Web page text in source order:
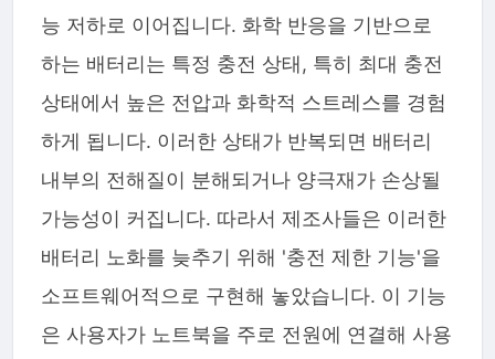
능 저하로 이어집니다. 화학 반응을 기반으로
하는 배터리는 특정 충전 상태, 특히 최대 충전
상태에서 높은 전압과 화학적 스트레스를 경험
하게 됩니다. 이러한 상태가 반복되면 배터리
내부의 전해질이 분해되거나 양극재가 손상될
가능성이 커집니다. 따라서 제조사들은 이러한
배터리 노화를 늦추기 위해 '충전 제한 기능'을
소프트웨어적으로 구현해 놓았습니다. 이 기능
은 사용자가 노트북을 주로 전원에 연결해 사용